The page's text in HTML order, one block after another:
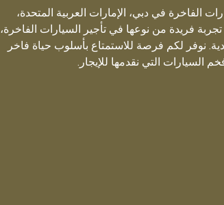
الفاخرة في دبي، الإمارات العربية المتحدة،
فريدة من نوعها في تأجير السيارات الفاخرة،
نوفر لكم فرصة للاستمتاع بأسلوب حياة فاخر
السيارات التي نقدمها للإيجار.